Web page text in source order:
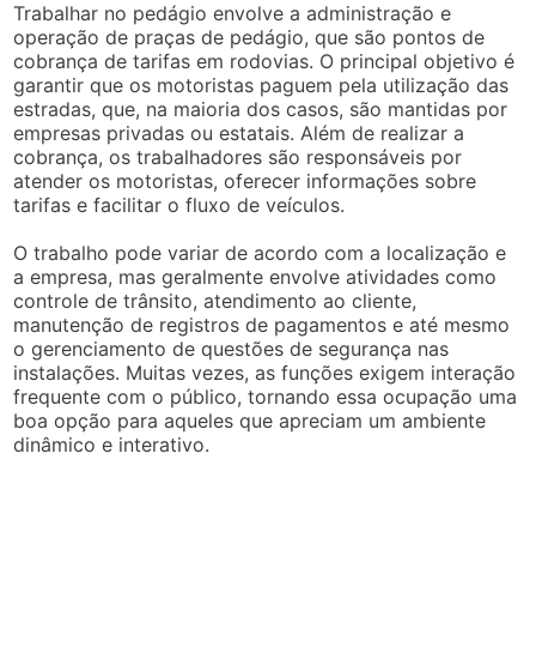
Trabalhar no pedágio envolve a administração e
operação de praças de pedágio, que são pontos de
cobrança de tarifas em rodovias. O principal objetivo é
garantir que os motoristas paguem pela utilização das
estradas, que, na maioria dos casos, são mantidas por
empresas privadas ou estatais. Além de realizar a
cobrança, os trabalhadores são responsáveis por
atender os motoristas, oferecer informações sobre
tarifas e facilitar o fluxo de veículos.
O trabalho pode variar de acordo com a localização e
a empresa, mas geralmente envolve atividades como
controle de trânsito, atendimento ao cliente,
manutenção de registros de pagamentos e até mesmo
o gerenciamento de questões de segurança nas
instalações. Muitas vezes, as funções exigem interação
frequente com o público, tornando essa ocupação uma
boa opção para aqueles que apreciam um ambiente
dinâmico e interativo.